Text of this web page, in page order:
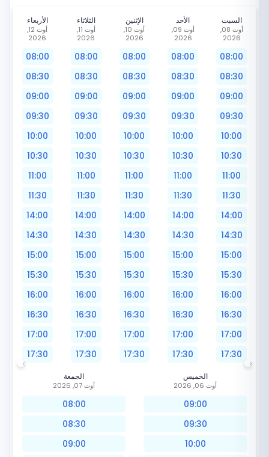
الأربعاء
أوت 12,
2026
08:00
08:30
09:00
09:30
10:00
10:30
11:00
11:30
14:00
14:30
15:00
15:30
16:00
16:30
17:00
17:30
الثلاثاء
أوت 11,
2026
08:00
08:30
09:00
09:30
10:00
10:30
11:00
11:30
14:00
14:30
15:00
15:30
16:00
16:30
17:00
17:30
الإثنين
أوت 10,
2026
08:00
08:30
09:00
09:30
10:00
10:30
11:00
11:30
14:00
14:30
15:00
15:30
16:00
16:30
17:00
17:30
الأحد
أوت 09,
2026
08:00
08:30
09:00
09:30
10:00
10:30
11:00
11:30
14:00
14:30
15:00
15:30
16:00
16:30
17:00
17:30
السبت
أوت 08,
2026
08:00
08:30
09:00
09:30
10:00
10:30
11:00
11:30
14:00
14:30
15:00
15:30
16:00
16:30
17:00
17:30
الجمعة
أوت 07, 2026
08:00
08:30
09:00
الخميس
أوت 06, 2026
09:00
09:30
10:00